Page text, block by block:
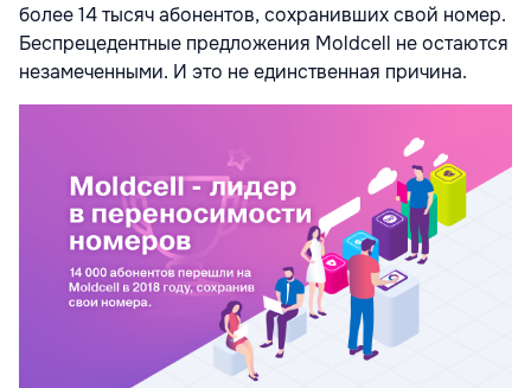
более 14 тысяч абонентов, сохранивших свой номер.
Беспрецедентные предложения Moldcell не остаются
незамеченными. И это не единственная причина.